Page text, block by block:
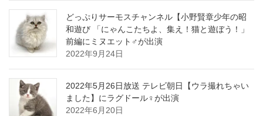
どっぷりサーモスチャンネル【小野賢章少年の昭
和遊び 「にゃんこたちよ、集え！猫と遊ぼう！」
前編にミヌエット♂が出演
2022年9月24日
2022年5月26日放送 テレビ朝日【ウラ撮れちゃい
ました】にラグドール♀が出演
2022年6月20日